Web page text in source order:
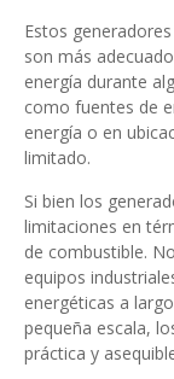
Estos
son más
energía durante
como fuentes de
energía o en
limitado.
Si bien los
limitaciones en
de combustible.
equipos
energéticas a
pequeña escala,
práctica y